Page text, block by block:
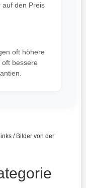
auf den Preis
oft höhere
bessere
/ Bilder von der